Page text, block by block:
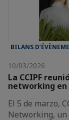
BILANS
10/03/2026
La CCIPF
networking en
El 5 de marzo,
Networking, un